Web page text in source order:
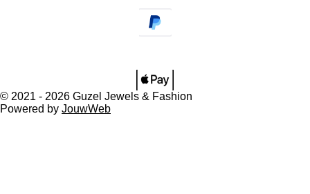
© 2021 - 2026 Guzel Jewels & Fashion
Powered by JouwWeb